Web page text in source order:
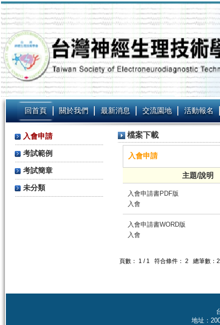
回首頁 關於我們 最新消息 交流園地 活動報名
入會申請
考試範例
考試簡章
未分類
檔案下載
入會申請
主題/說明
入會申請書PDF版
入會
入會申請書WORD版
入會
頁數： 1 / 1 符合條件： 2 總筆數： 2
地址：